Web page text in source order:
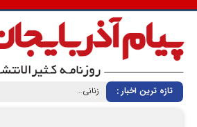
تازه ترین اخبار :